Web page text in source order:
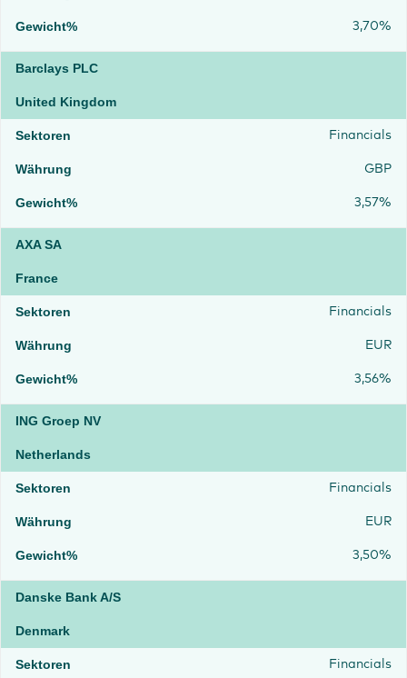
3,70%
Barclays PLC
United Kingdom
Financials
GBP
3,57%
AXA SA
France
Financials
EUR
3,56%
ING Groep NV
Netherlands
Financials
EUR
3,50%
Danske Bank A/S
Denmark
Financials